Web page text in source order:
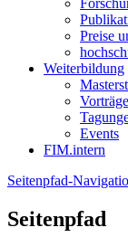
Preise
Weiterbildung
Events
FIM.intern
Seitenpfad-
Seitenpfad